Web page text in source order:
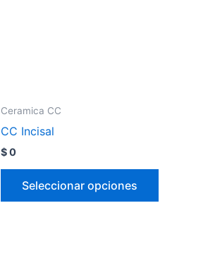
Ceramica CC
CC Incisal
$0
Seleccionar opciones